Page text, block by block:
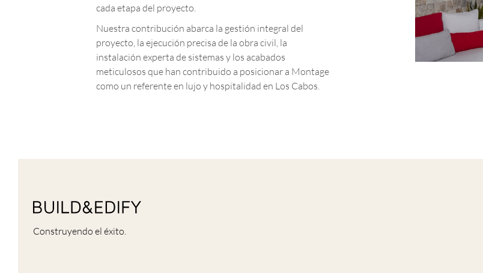
cada etapa del proyecto.
Nuestra contribución abarca la gestión integral del
proyecto, la ejecución precisa de la obra civil, la
instalación experta de sistemas y los acabados
meticulosos que han contribuido a posicionar a Montage
como un referente en lujo y hospitalidad en Los Cabos.
Construyendo el éxito.